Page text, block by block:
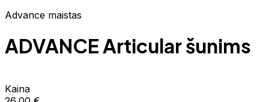
Advance maistas
ADVANCE Articular šunims
Kaina